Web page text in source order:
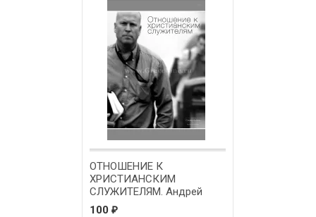
ОТНОШЕНИЕ К
ХРИСТИАНСКИМ
СЛУЖИТЕЛЯМ. Андрей
Вовк - 1 CD
100 ₽